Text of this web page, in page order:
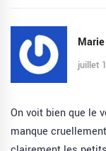
juillet
On voit bien que le
manque